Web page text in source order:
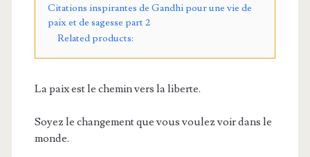
Citations inspirantes de Gandhi pour une vie de
paix et de sagesse part 2
Related products:
La paix est le chemin vers la liberte.
Soyez le changement que vous voulez voir dans le
monde.